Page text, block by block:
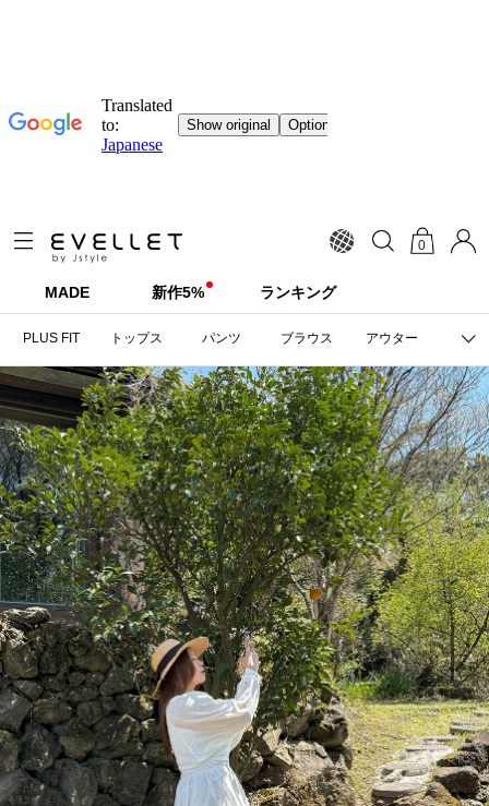
0
MADE 新作5% ランキング
PLUS FIT トップス パンツ ブラウス アウター